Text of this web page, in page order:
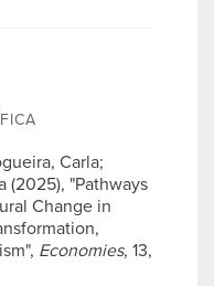
Carla;
(2025), "Pathways
Change in
Economies, 13,